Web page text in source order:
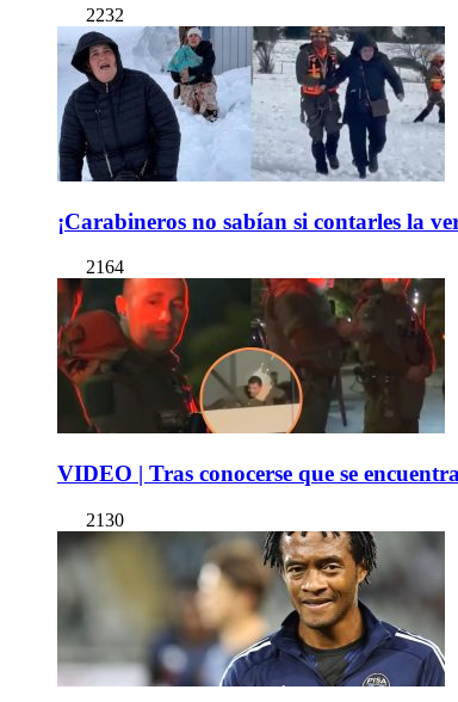
2232
¡Carabineros no sabían si contarles la
2164
VIDEO | Tras conocerse que se
2130